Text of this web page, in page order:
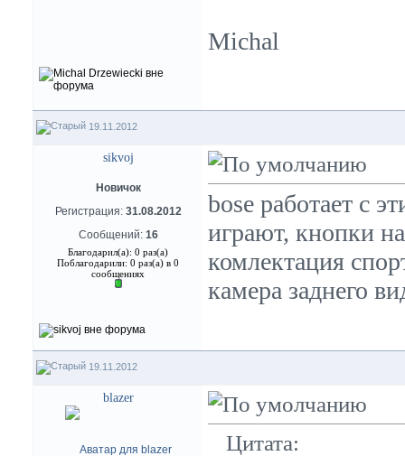
Michal
19.11.2012
sikvoj
Новичок
Регистрация: 31.08.2012
Сообщений: 16
Благодарил(а): 0 раз(а)
Поблагодарили: 0 раз(а) в 0
сообщениях
bose работает с
играют, кнопки
комлектация
камера заднего
19.11.2012
blazer
Цитата: